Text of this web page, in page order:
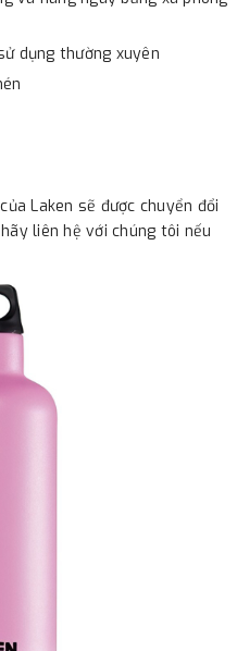
dụng thường xuyên
Laken sẽ được chuyển đổi
liên hệ với chúng tôi nếu